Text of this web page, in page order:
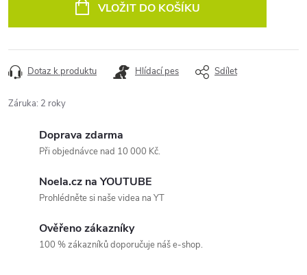
VLOŽIT DO KOŠÍKU
Dotaz k produktu Hlídací pes Sdílet
Záruka: 2 roky
Doprava zdarma
Při objednávce nad 10 000 Kč.
Noela.cz na YOUTUBE
Prohlédněte si naše videa na YT
Ověřeno zákazníky
100 % zákazníků doporučuje náš e-shop.